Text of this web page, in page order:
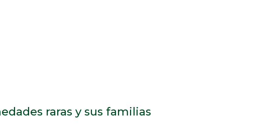
raras y sus familias